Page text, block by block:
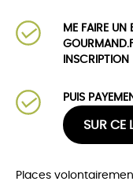
ME FAIRE
INSCRIPTION
PUIS
SUR CE
Places